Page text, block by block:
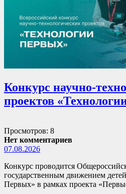
Конкурс научно-
проектов
Просмотров: 8
Нет комментариев
07.08.2026
Конкурс проводится
государственным движением
Первых» в рамках проекта